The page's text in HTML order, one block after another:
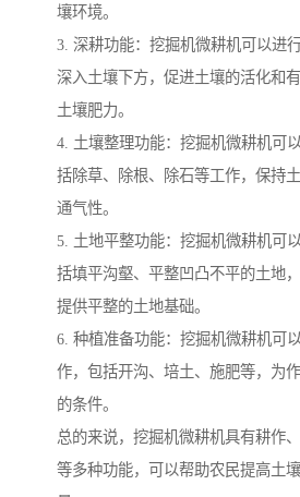
壤环境。
3. 深耕功能：挖掘机微耕机可以进
深入土壤下方，促进土壤的活化和
土壤肥力。
4. 土壤整理功能：挖掘机微耕机可
括除草、除根、除石等工作，保持
通气性。
5. 土地平整功能：挖掘机微耕机可
括填平沟壑、平整凹凸不平的土地
提供平整的土地基础。
6. 种植准备功能：挖掘机微耕机可
作，包括开沟、培土、施肥等，为
的条件。
总的来说，挖掘机微耕机具有耕作
等多种功能，可以帮助农民提高土